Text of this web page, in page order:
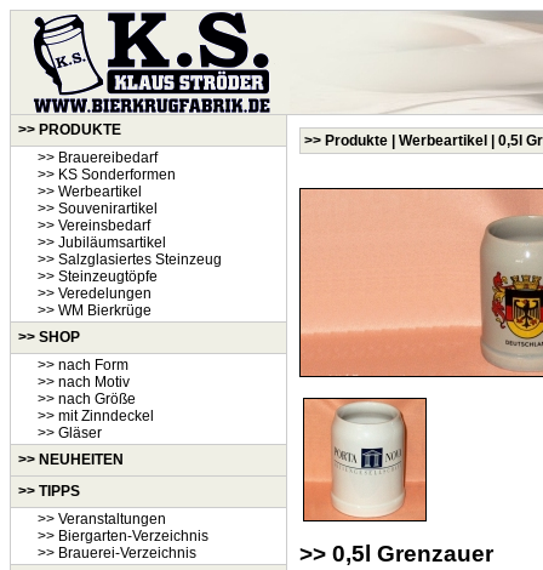
>> PRODUKTE
>> Brauereibedarf
>> KS Sonderformen
>> Werbeartikel
>> Souvenirartikel
>> Vereinsbedarf
>> Jubiläumsartikel
>> Salzglasiertes Steinzeug
>> Steinzeugtöpfe
>> Veredelungen
>> WM Bierkrüge
>> SHOP
>> nach Form
>> nach Motiv
>> nach Größe
>> mit Zinndeckel
>> Gläser
>> NEUHEITEN
>> TIPPS
>> Veranstaltungen
>> Biergarten-Verzeichnis
>> Brauerei-Verzeichnis
>> Produkte | Werbeartikel | 0,5l
>> 0,5l Grenzauer